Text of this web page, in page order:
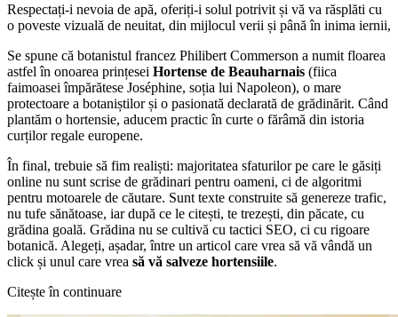
Respectați-i nevoia de apă, oferiți-i solul potrivit și vă va răsplăti cu
o poveste vizuală de neuitat, din mijlocul verii și până în inima iernii,
Se spune că botanistul francez Philibert Commerson a numit floarea
astfel în onoarea prințesei Hortense de Beauharnais (fiica
faimoasei împărătese Joséphine, soția lui Napoleon), o mare
protectoare a botaniștilor și o pasionată declarată de grădinărit. Când
plantăm o hortensie, aducem practic în curte o fărâmă din istoria
curților regale europene.
În final, trebuie să fim realiști: majoritatea sfaturilor pe care le găsiți
online nu sunt scrise de grădinari pentru oameni, ci de algoritmi
pentru motoarele de căutare. Sunt texte construite să genereze trafic,
nu tufe sănătoase, iar după ce le citești, te trezești, din păcate, cu
grădina goală. Grădina nu se cultivă cu tactici SEO, ci cu rigoare
botanică. Alegeți, așadar, între un articol care vrea să vă vândă un
click și unul care vrea să vă salveze hortensiile.
Citește în continuare